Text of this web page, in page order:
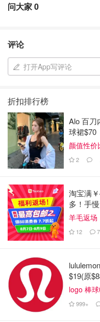
问大家0
评论
打开App写评论
折扣排行榜
Alo 百刀
球裙$70
颜值性价
2
淘宝满
多！手慢
羊毛返场
12 7
$19(原
logo 棒
999+